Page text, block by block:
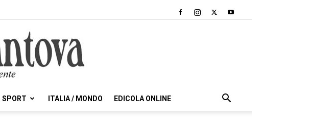
SPORT ITALIA / MONDO EDICOLA ONLINE